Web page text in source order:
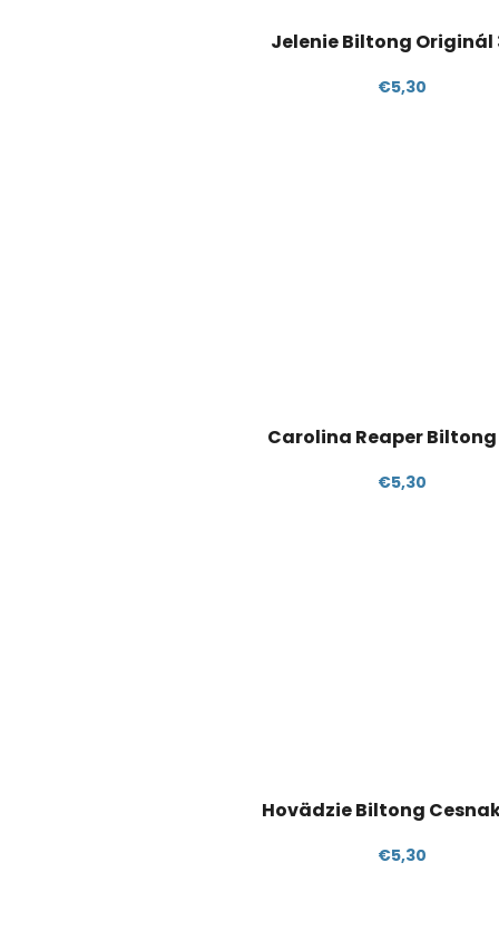
Jelenie Biltong Originál
€5,30
Carolina Reaper
€5,30
Hovädzie Biltong
€5,30